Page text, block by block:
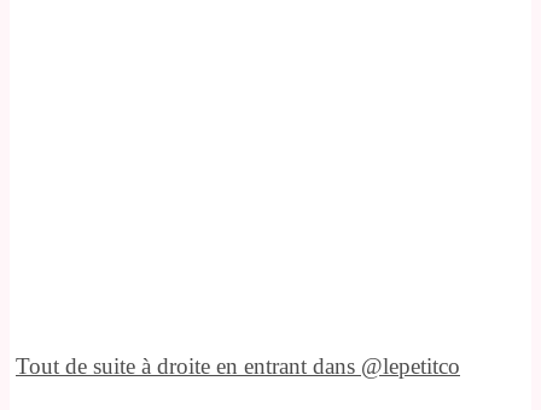
Tout de suite à droite en entrant dans @lepetitco